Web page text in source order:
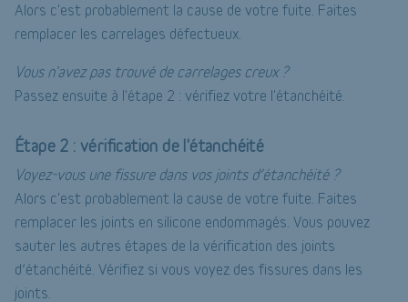
Alors c'est probablement la cause de votre fuite. Faites
remplacer les carrelages défectueux.
Vous n'avez pas trouvé de carrelages creux ?
Passez ensuite à l'étape 2 : vérifiez votre l'étanchéité.
Étape 2 : vérification de l'étanchéité
Voyez-vous une fissure dans vos joints d’étanchéité ?
Alors c'est probablement la cause de votre fuite. Faites
remplacer les joints en silicone endommagés. Vous pouvez
sauter les autres étapes de la vérification des joints
d’étanchéité. Vérifiez si vous voyez des fissures dans les
joints.